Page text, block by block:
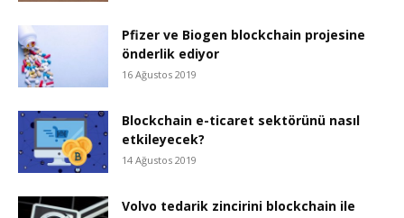
Pfizer ve Biogen blockchain projesine
önderlik ediyor
16 Ağustos 2019
Blockchain e-ticaret sektörünü nasıl
etkileyecek?
14 Ağustos 2019
Volvo tedarik zincirini blockchain ile